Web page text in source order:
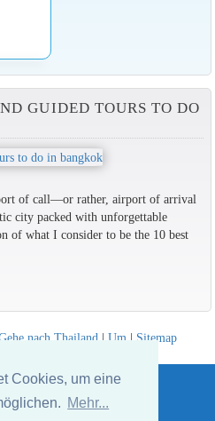
Cookies, um eine
Mehr...
GUIDED TOURS TO DO
of call—or rather, airport of arrival
city packed with unforgettable
of what I consider to be the 10 best
nach Thailand | Um | Sitemap